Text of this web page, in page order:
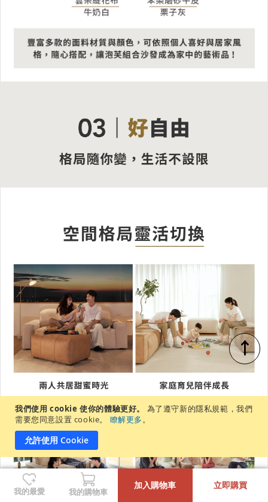
我們使用 cookie 使你的體驗更好。
為了遵守新的隱私規範，我們
需要您同意設置 cookie。
瞭解更多。
允許使用 Cookie
↑
我的最愛 我的購物車
加入購物車 立即購買
+
-